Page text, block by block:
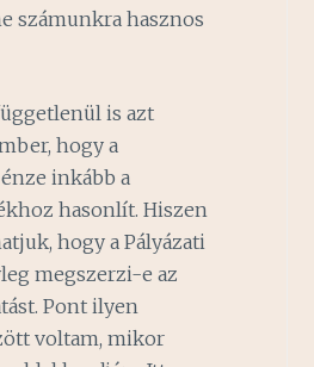
számunkra hasznos
is azt
hogy a
inkább a
hasonlít. Hiszen
hogy a Pályázati
megszerzi-e az
Pont ilyen
voltam, mikor